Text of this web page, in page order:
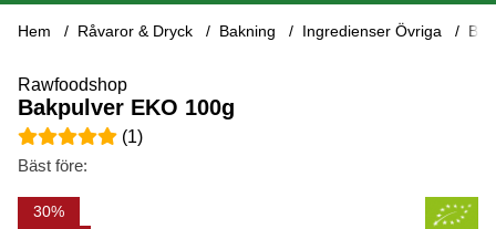
Hem Råvaror & Dryck Bakning Ingredienser Övriga
Rawfoodshop
Bakpulver EKO 100g
Medelbetyg 5 av 5 Antal betyg 1
(1)
Bäst före:
30
Produktbilder Bakpulver EKO 100g